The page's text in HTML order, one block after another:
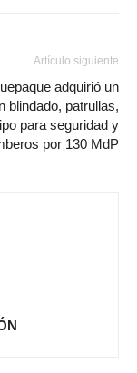
Artículo siguiente
adquirió un
blindado, patrullas,
para seguridad y
por 130 MdP